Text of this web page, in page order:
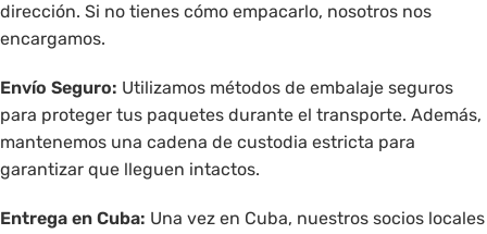
dirección. Si no tienes cómo empacarlo, nosotros nos
encargamos.
Envío Seguro: Utilizamos métodos de embalaje seguros
para proteger tus paquetes durante el transporte. Además,
mantenemos una cadena de custodia estricta para
garantizar que lleguen intactos.
Entrega en Cuba: Una vez en Cuba, nuestros socios locales